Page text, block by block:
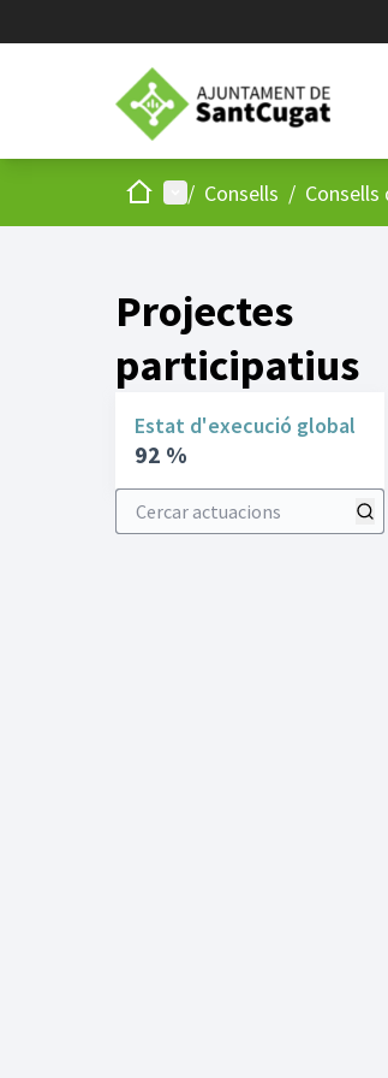
Inici Menú principal
/ Consells / Consells
Projectes
participatius
Estat d'execució global
92 %
Cercar actuacions